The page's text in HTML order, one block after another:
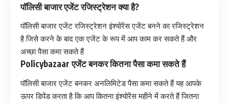
पॉलिसी बाजार एजेंट रजिस्ट्रेशन क्या है?
पॉलिसी बाजार एजेंट रजिस्ट्रेशन इंश्योरेंस एजेंट बनने का रजिस्ट्रेशन
है जिसे करने के बाद एक एजेंट के रूप में आप काम कर सकते हैं और
अच्छा पैसा कमा सकते हैं
Policybazaar एजेंट बनकर कितना पैसा कमा सकते हैं
पॉलिसी बाजार एजेंट बनकर अनलिमिटेड पैसा कमा सकते हैं यह आपके
ऊपर डिपेंड करता है कि आप कितना इंश्योरेंस महीने में करते हैं जितना